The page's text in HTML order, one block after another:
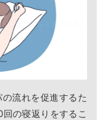
流れを促進するた
の寝返りをするこ